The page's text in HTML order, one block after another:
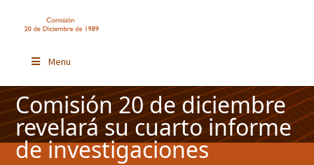
Menu
Comisión 20 de diciembre
revelará su cuarto informe
de investigaciones